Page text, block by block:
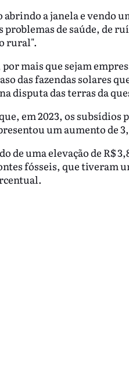
a janela e vendo
problemas de saúde, de
rural".
por mais que sejam
das fazendas solares
disputa das terras da
em 2023, os subsídios
um aumento de
de uma elevação de R$
fósseis, que tiveram